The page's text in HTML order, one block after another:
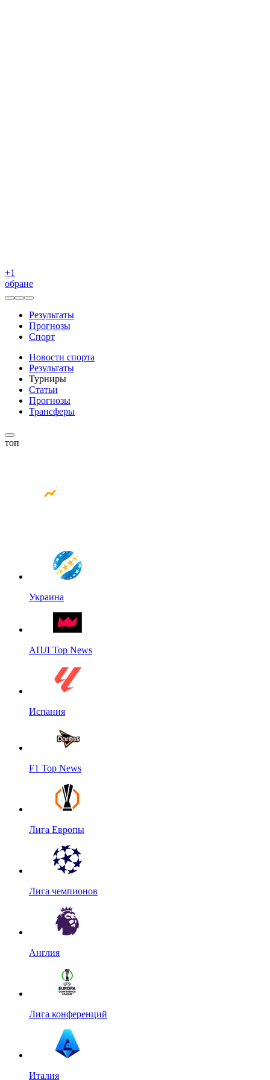
+1
обране
Результаты
Прогнозы
Спорт
Новости спорта
Результаты
Турниры
Статьи
Прогнозы
Трансферы
топ
Украина
АПЛ Top News
Испания
F1 Top News
Лига Европы
Лига чемпионов
Англия
Лига конференций
Италия